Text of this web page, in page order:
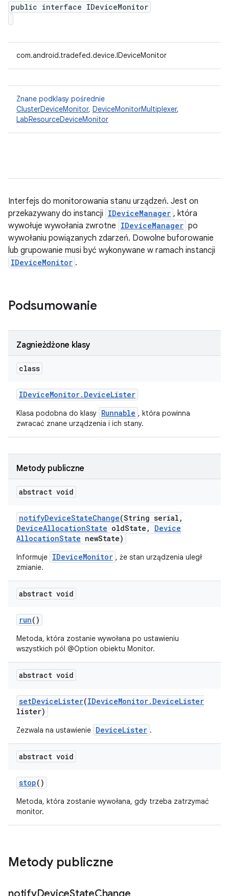
public interface IDeviceMonitor
com.android.tradefed.device.IDeviceMonitor
Znane podklasy pośrednie
ClusterDeviceMonitor, DeviceMonitorMultiplexer,
LabResourceDeviceMonitor
Interfejs do monitorowania stanu urządzeń. Jest on
przekazywany do instancji IDeviceManager , która
wywołuje wywołania zwrotne IDeviceManager po
wywołaniu powiązanych zdarzeń. Dowolne buforowanie
lub grupowanie musi być wykonywane w ramach instancji
IDeviceMonitor .
Podsumowanie
Zagnieżdżone klasy
class
IDeviceMonitor. DeviceLister
Klasa podobna do klasy Runnable , która powinna
zwracać znane urządzenia i ich stany.
Metody publiczne
abstract void
notifyDeviceStateChange(String serial ,
DeviceAllocationState oldState ,
Device
AllocationState newState)
Informuje IDeviceMonitor , że stan urządzenia uległ
zmianie.
abstract void
run()
Metoda, która zostanie wywołana po ustawieniu
wszystkich pól @Option obiektu Monitor.
abstract void
setDeviceLister(IDeviceMonitor. DeviceLister
lister)
Zezwala na ustawienie DeviceLister .
abstract void
stop()
Metoda, która zostanie wywołana, gdy trzeba zatrzymać
monitor.
Metody publiczne